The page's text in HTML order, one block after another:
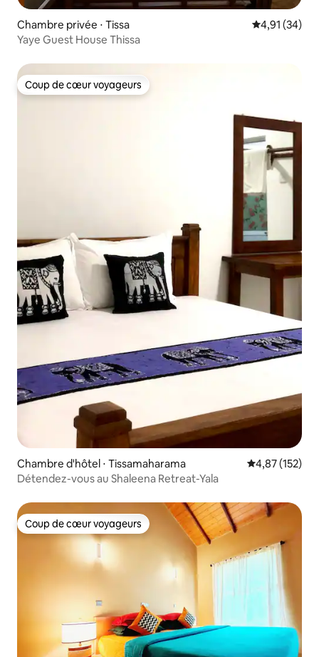
Chambre privée ⋅ Tissa Évaluation
4,91 (34)
Yaye Guest House Thissa
Coup de cœur voyageurs
Coup de cœur voyageurs
Chambre d'hôtel ⋅ Tissamaharama Évaluation
4,87 (152)
Détendez-vous au Shaleena Retreat-Yala
Coup de cœur voyageurs
Coup de cœur voyageurs